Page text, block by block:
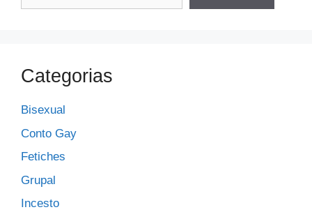
Categorias
Bisexual
Conto Gay
Fetiches
Grupal
Incesto